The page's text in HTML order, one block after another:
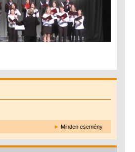
► Minden esemény